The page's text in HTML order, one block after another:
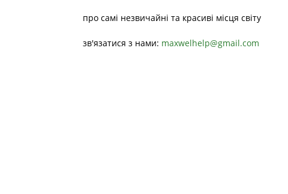
про самі незвичайні та красиві місця світу
зв'язатися з нами: maxwelhelp@gmail.com